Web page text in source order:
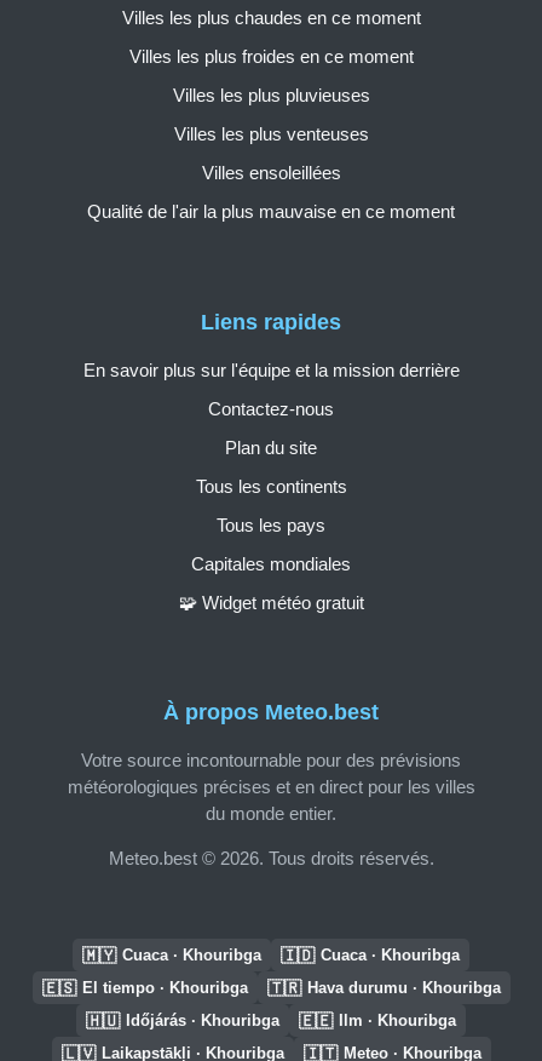
À propos Meteo.best
Votre source incontournable pour des prévisions
météorologiques précises et en direct pour les villes
du monde entier.
Meteo.best © 2026. Tous droits réservés.
Liens rapides
En savoir plus sur l'équipe et la mission derrière
Contactez-nous
Plan du site
Tous les continents
Tous les pays
Capitales mondiales
🧩 Widget météo gratuit
Villes les plus chaudes en ce moment
Villes les plus froides en ce moment
Villes les plus pluvieuses
Villes les plus venteuses
Villes ensoleillées
Qualité de l'air la plus mauvaise en ce moment
🇲🇾 Cuaca · Khouribga 🇮🇩 Cuaca · Khouribga
🇪🇸 El tiempo · Khouribga 🇹🇷 Hava durumu · Khouribga
🇭🇺 Időjárás · Khouribga 🇪🇪 Ilm · Khouribga
🇱🇻 Laikapstākļi · Khouribga 🇮🇹 Meteo · Khouribga